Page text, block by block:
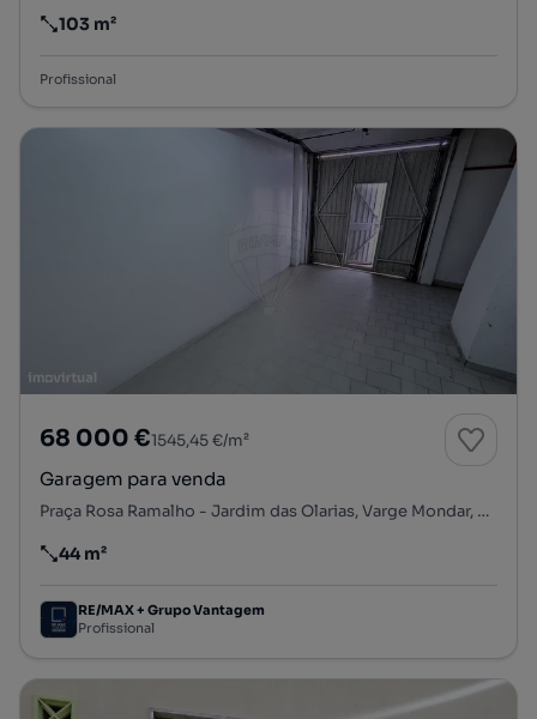
Preço por metro quadrado
103 m²
Profissional
68 000 €1545,45 €/m²
Garagem para venda
Praça Rosa Ramalho - Jardim das Olarias, Varge Mondar, Rio de Mouro, Sintra, Lisboa
Preço por metro quadrado
44 m²
RE/MAX + Grupo Vantagem
Profissional